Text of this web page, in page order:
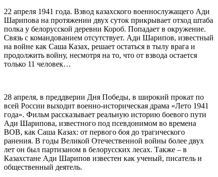
22 апреля 1941 года. Взвод казахского военнослужащего Ади
Шарипова на протяжении двух суток прикрывает отход штаба
полка у белорусской деревни Короб. Попадает в окружение.
Связь с командованием отсутствует. Ади Шарипов, известный
на войне как Саша Казах, решает остаться в тылу врага и
продолжить войну, несмотря на то, что от взвода остается
только 11 человек…
28 апреля, в преддверии Дня Победы, в широкий прокат по
всей России выходит военно-историческая драма «Лето 1941
года». Фильм рассказывает реальную историю боевого пути
Ади Шарипова, известного под псевдонимом во времена
ВОВ, как Саша Казах: от первого боя до трагического
ранения. В годы Великой Отечественной войны более двух
лет он был партизаном в белорусских лесах. Также – в
Казахстане Ади Шарипов известен как ученый, писатель и
общественный деятель.